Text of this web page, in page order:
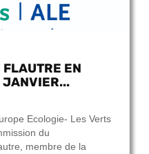
EN
JANVIER...
Ecologie- Les Verts
du
membre de la